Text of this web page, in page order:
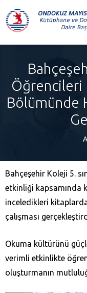
Öğrencileri
Bölümünde
Bahçeşehir Koleji 5.
etkinliği kapsamında
inceledikleri
çalışması
Okuma kültürünü
verimli etkinlikte
oluşturmanın